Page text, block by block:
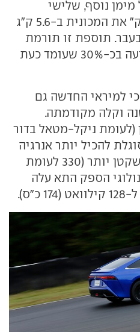
נוסף, שלישי
במספר, כך שניתן "לתדלק" את המכונית ב-5.6 ק"ג
לעומת 4.6 ק"ג בעבר. תוספת זו תורמת
כמובן לשיפור טווח הנסיעה בכ-30% שעומד כעת
כי למיראי החדשה גם
וקלה מקודמתה.
(לעומת ניקל-מטאל בדור
להכיל יותר אנרגיה
כמו גם מערך תאי הדלק שקטן יותר (330 לעומת
הספק התא עלה